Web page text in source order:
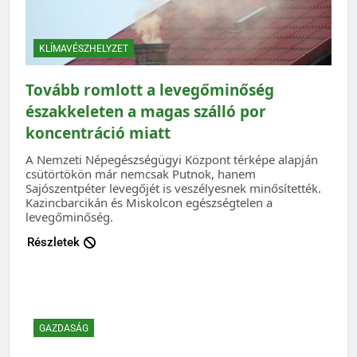
KLÍMAVÉSZHELYZET
Tovább romlott a levegőminőség
északkeleten a magas szálló por
koncentráció miatt
A Nemzeti Népegészségügyi Központ térképe alapján
csütörtökön már nemcsak Putnok, hanem
Sajószentpéter levegőjét is veszélyesnek minősítették.
Kazincbarcikán és Miskolcon egészségtelen a
levegőminőség.
Részletek
GAZDASÁG